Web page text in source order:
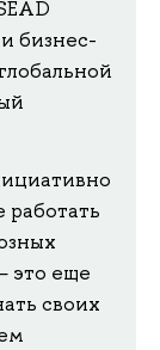
бизнес-
это еще
своих